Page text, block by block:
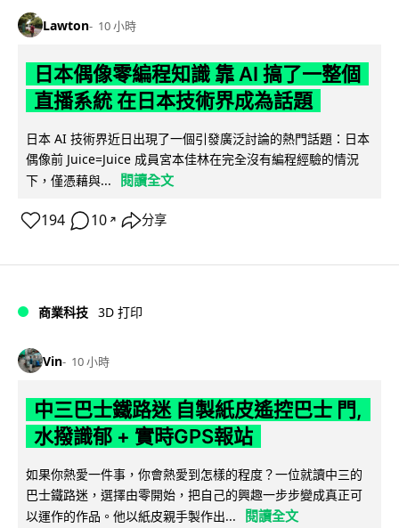
Lawton 10 小時
日本偶像零編程知識 靠 AI 搞了一整個
直播系統 在日本技術界成為話題
日本 AI 技術界近日出現了一個引發廣泛討論的熱門話題：日本
偶像前 Juice=Juice 成員宮本佳林在完全沒有編程經驗的情況
下，僅憑藉與...
閱讀全文
194 10 ↗ 分享
商業科技 3D 打印
Vin 10 小時
中三巴士鐵路迷 自製紙皮遙控巴士 門,
水撥識郁 + 實時GPS報站
如果你熱愛一件事，你會熱愛到怎樣的程度？一位就讀中三的
巴士鐵路迷，選擇由零開始，把自己的興趣一步步變成真正可
以運作的作品。他以紙皮親手製作出...
閱讀全文